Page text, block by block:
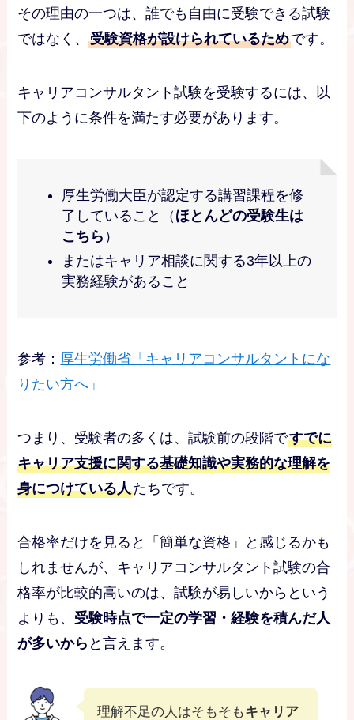
その理由の一つは、誰でも自由に受験できる試験
ではなく、受験資格が設けられているためです。
キャリアコンサルタント試験を受験するには、以
下のように条件を満たす必要があります。
厚生労働大臣が認定する講習課程を修
了していること（ ほとんどの受験生は
こちら ）
またはキャリア相談に関する3年以上の
実務経験があること
参考： 厚生労働省「キャリアコンサルタントにな
りたい方へ」
つまり、受験者の多くは、試験前の段階ですでに
キャリア支援に関する基礎知識や実務的な理解を
身につけている人たちです。
合格率だけを見ると「簡単な資格」と感じるかも
しれませんが、キャリアコンサルタント試験の合
格率が比較的高いのは、試験が易しいからという
よりも、 受験時点で一定の学習・経験を積んだ人
が多いから と言えます。
理解不足の人はそもそもキャリア